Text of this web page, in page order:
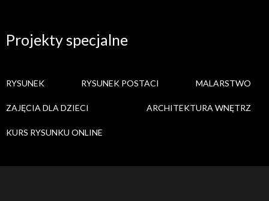
Projekty specjalne
RYSUNEK RYSUNEK POSTACI MALARSTWO
ZAJĘCIA DLA DZIECI ARCHITEKTURA WNĘTRZ
KURS RYSUNKU ONLINE